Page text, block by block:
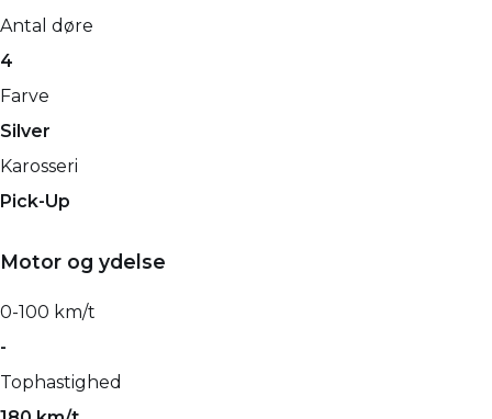
Antal døre
4
Farve
Silver
Karosseri
Pick-Up
Motor og ydelse
0-100 km/t
-
Tophastighed